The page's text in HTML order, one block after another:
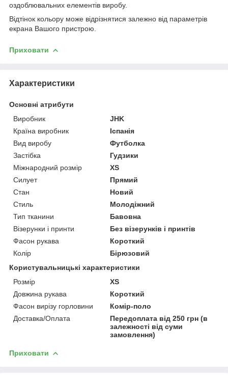
оздоблювальних елементів виробу.
Відтінок кольору може відрізнятися залежно від параметрів
екрана Вашого пристрою.
Приховати
Характеристики
Основні атрибути
Виробник
JHK
Країна виробник
Іспанія
Вид виробу
Футболка
Застібка
Гудзики
Міжнародний розмір
XS
Силует
Прямий
Стан
Новий
Стиль
Молодіжний
Тип тканини
Бавовна
Візерунки і принти
Без візерунків і принтів
Фасон рукава
Короткий
Колір
Бірюзовий
Користувальницькі характеристики
Розмір
XS
Довжина рукава
Короткий
Фасон вирізу горловини
Комір-поло
Доставка/Оплата
Передоплата від 250 грн (в
залежності від суми
замовлення)
Приховати